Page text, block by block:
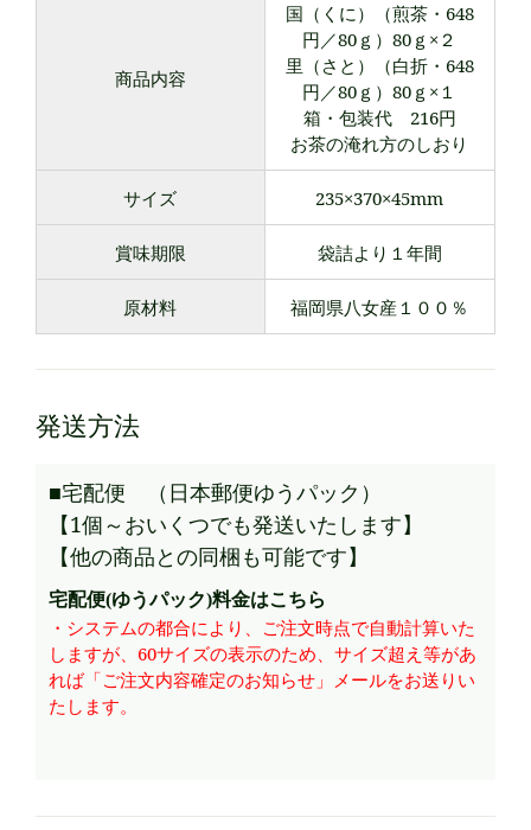
商品内容
国（くに）（煎茶・648
円／80ｇ）80ｇ×２
里（さと）（白折・648
円／80ｇ）80ｇ×１
箱・包装代 216円
お茶の淹れ方のしおり
サイズ 235×370×45mm
賞味期限 袋詰より１年間
原材料 福岡県八女産１００％
発送方法
■宅配便 （日本郵便ゆうパック）
【1個～おいくつでも発送いたします】
【他の商品との同梱も可能です】
宅配便(ゆうパック)料金はこちら
・システムの都合により、ご注文時点で自動計算いた
しますが、60サイズの表示のため、サイズ超え等があ
れば「ご注文内容確定のお知らせ」メールをお送りい
たします。